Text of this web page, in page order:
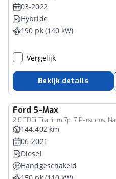
03-2022
Hybride
190 pk (140 kW)
Vergelijk
Bekijk details
Ford S-Max
2.0 TDCi Titanium 7p. 7 Persoons,
144.402 km
06-2021
Diesel
Handgeschakeld